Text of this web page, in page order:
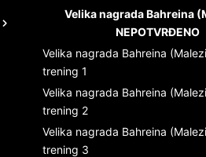
Velika nagrada Bahreina
NEPOTVRĐENO
Velika nagrada Bahreina
trening 1
Velika nagrada Bahreina
trening 2
Velika nagrada Bahreina
trening 3